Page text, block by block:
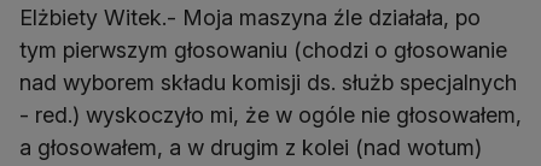
Elżbiety Witek.- Moja maszyna źle działała, po
tym pierwszym głosowaniu (chodzi o głosowanie
nad wyborem składu komisji ds. służb specjalnych
- red.) wyskoczyło mi, że w ogóle nie głosowałem,
a głosowałem, a w drugim z kolei (nad wotum)